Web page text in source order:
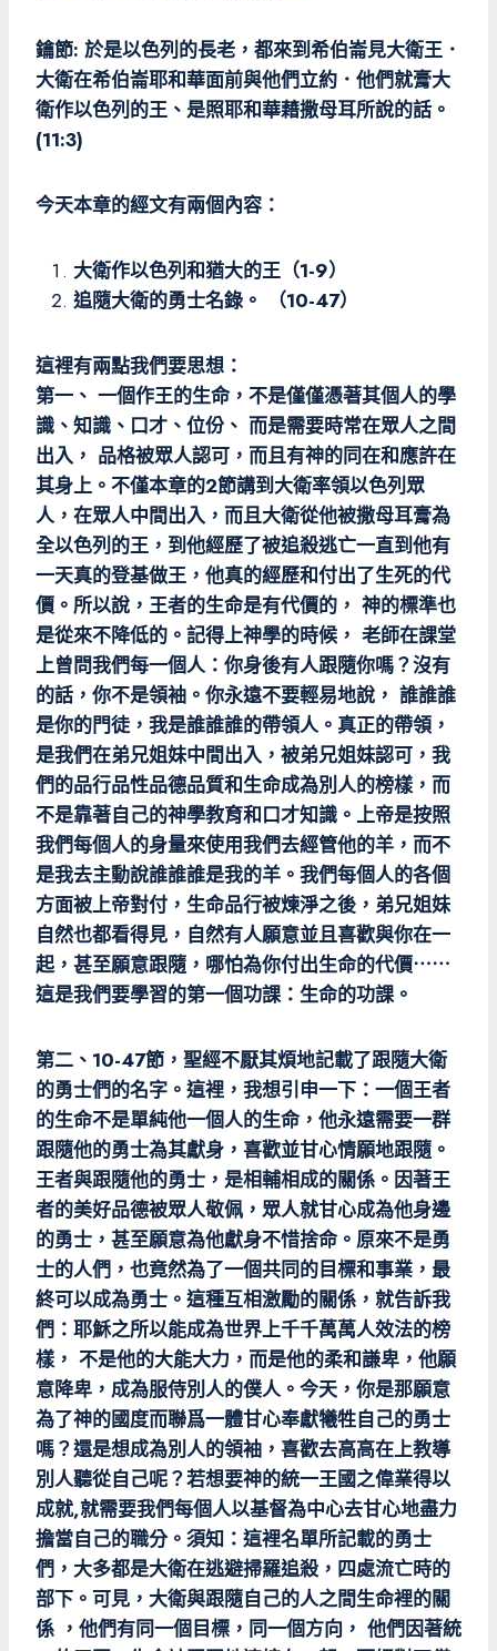
鑰節: 於是以色列的長老，都來到希伯崙見大衛王．
大衛在希伯崙耶和華面前與他們立約．他們就膏大
衛作以色列的王、是照耶和華藉撒母耳所說的話。
(11:3)
今天本章的經文有兩個內容：
大衛作以色列和猶大的王（1-9）
追隨大衛的勇士名錄。 （10-47）
這裡有兩點我們要思想：
第一、 一個作王的生命，不是僅僅憑著其個人的學
識、知識、口才、位份、 而是需要時常在眾人之間
出入， 品格被眾人認可，而且有神的同在和應許在
其身上。不僅本章的2節講到大衛率領以色列眾
人，在眾人中間出入，而且大衛從他被撒母耳膏為
全以色列的王，到他經歷了被追殺逃亡一直到他有
一天真的登基做王，他真的經歷和付出了生死的代
價。所以說，王者的生命是有代價的， 神的標準也
是從來不降低的。記得上神學的時候， 老師在課堂
上曾問我們每一個人：你身後有人跟隨你嗎？沒有
的話，你不是領袖。你永遠不要輕易地說， 誰誰誰
是你的門徒，我是誰誰誰的帶領人。真正的帶領，
是我們在弟兄姐妹中間出入，被弟兄姐妹認可，我
們的品行品性品德品質和生命成為別人的榜樣，而
不是靠著自己的神學教育和口才知識。上帝是按照
我們每個人的身量來使用我們去經管他的羊，而不
是我去主動說誰誰誰是我的羊。我們每個人的各個
方面被上帝對付，生命品行被煉淨之後，弟兄姐妹
自然也都看得見，自然有人願意並且喜歡與你在一
起，甚至願意跟隨，哪怕為你付出生命的代價⋯⋯
這是我們要學習的第一個功課：生命的功課。
第二、10-47節，聖經不厭其煩地記載了跟隨大衛
的勇士們的名字。這裡，我想引申一下：一個王者
的生命不是單純他一個人的生命，他永遠需要一群
跟隨他的勇士為其獻身，喜歡並甘心情願地跟隨。
王者與跟隨他的勇士，是相輔相成的關係。因著王
者的美好品德被眾人敬佩，眾人就甘心成為他身邊
的勇士，甚至願意為他獻身不惜捨命。原來不是勇
士的人們，也竟然為了一個共同的目標和事業，最
終可以成為勇士。這種互相激勵的關係，就告訴我
們：耶穌之所以能成為世界上千千萬萬人效法的榜
樣， 不是他的大能大力，而是他的柔和謙卑，他願
意降卑，成為服侍別人的僕人。今天，你是那願意
為了神的國度而聯爲一體甘心奉獻犧牲自己的勇士
嗎？還是想成為別人的領袖，喜歡去高高在上教導
別人聽從自己呢？若想要神的統一王國之偉業得以
成就,就需要我們每個人以基督為中心去甘心地盡力
擔當自己的職分。須知：這裡名單所記載的勇士
們，大多都是大衛在逃避掃羅追殺，四處流亡時的
部下。可見，大衛與跟隨自己的人之間生命裡的關
係 ，他們有同一個目標，同一個方向， 他們因著統